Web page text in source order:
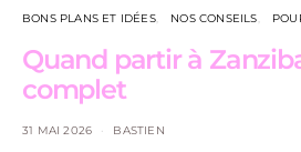
BONS PLANS ET IDÉES NOS CONSEILS
Quand partir à
complet
31 MAI 2026 BASTIEN